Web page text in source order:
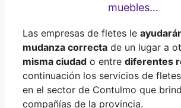
muebles…
Las empresas de fletes le
mudanza correcta de un lugar a
misma ciudad o entre diferentes
continuación los servicios de
en el sector de Contulmo que
compañías de la provincia.